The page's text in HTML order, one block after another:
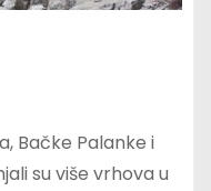
Bačke Palanke i
su više vrhova u